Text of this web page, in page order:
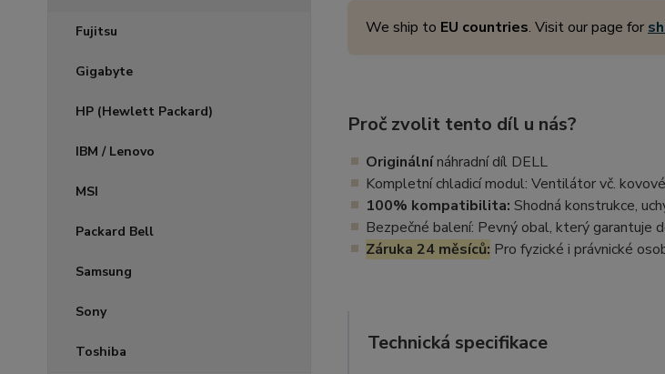
Fujitsu
Gigabyte
HP (Hewlett Packard)
IBM / Lenovo
MSI
Packard Bell
Samsung
Sony
Toshiba
We ship to EU countries. Visit our page for
Proč zvolit tento díl u nás?
Originálnínáhradní díl DELL
Kompletní chladicí modul: Ventilátor vč.
100% kompatibilita: Shodná konstrukce,
Bezpečné balení: Pevný obal, který garantuje
Záruka 24 měsíců: Pro fyzické i právnické
Technická specifikace